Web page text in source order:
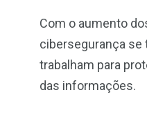
Com o aumento
cibersegurança se
trabalham para
das informações.